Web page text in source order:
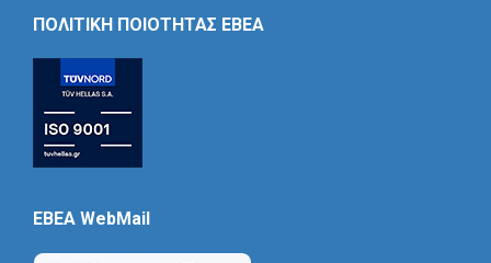
ΠΟΛΙΤΙΚΗ ΠΟΙΟΤΗΤΑΣ ΕΒΕΑ
EBEA WebMail